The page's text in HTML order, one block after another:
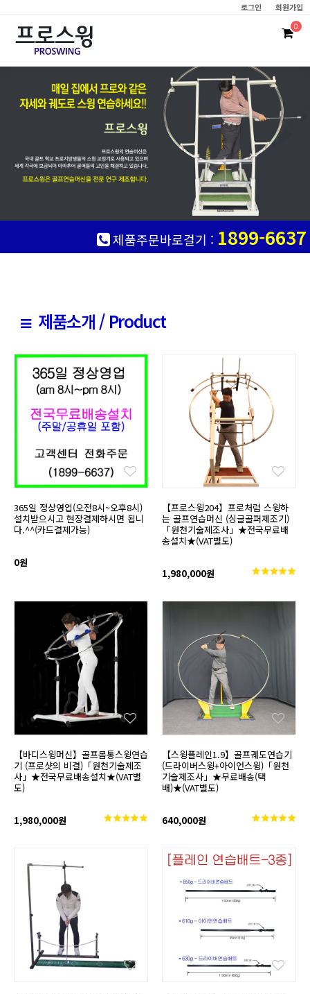
회원가입
로그인
0
제품주문바로걸기 : 1899-6637
제품소개 / Product
365일 정상영업(오전8시~오후8시)
설치받으시고 현장결제하시면 됩니
다.^^(카드결제가능)
0원
【프로스윙204】프로처럼 스윙하
는 골프연습머신 (싱글골퍼제조기)
「원천기술제조사」★전국무료배
송설치★(VAT별도)
1,980,000원
【바디스윙머신】골프몸통스윙연습
기 (프로샷의 비결)「원천기술제조
사」★전국무료배송설치★(VAT별
도)
1,980,000원
【스윙플레인1.9】골프궤도연습기
(드라이버스윙+아이언스윙)「원천
기술제조사」★무료배송(택
배)★(VAT별도)
640,000원